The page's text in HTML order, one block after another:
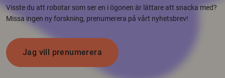
Visste du att robotar som ser en i ögonen är lättare att snacka med?
Missa ingen ny forskning, prenumerera på vårt nyhetsbrev!
Jag vill prenumerera